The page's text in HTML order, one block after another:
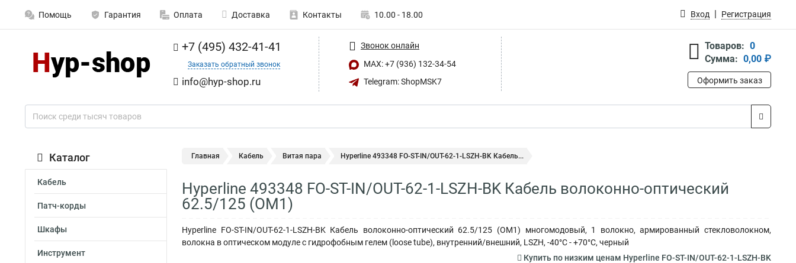
Помощь Гарантия Оплата Доставка Контакты 10.00 - 18.00 Вход Регистрация
+7 (495) 432-41-41
Заказать обратный звонок
info@hyp-shop.ru
Звонок онлайн
MAX: +7 (936) 132-34-54
Telegram: ShopMSK7
Товаров: 0
Сумма: 0,00 ₽
Оформить заказ
Каталог
Кабель
Патч-корды
Шкафы
Инструмент
Главная Кабель Витая пара Hyperline 493348 FO-ST-IN/OUT-62-1-LSZH-BK Кабель...
Hyperline 493348 FO-ST-IN/OUT-62-1-LSZH-BK Кабель волоконно-оптический
62.5/125 (OM1)
Hyperline FO-ST-IN/OUT-62-1-LSZH-BK Кабель волоконно-оптический 62.5/125 (OM1) многомодовый, 1 волокно, армированный стекловолокном,
волокна в оптическом модуле с гидрофобным гелем (loose tube), внутренний/внешний, LSZH, -40°С - +70°С, черный
Купить по низким ценам Hyperline FO-ST-IN/OUT-62-1-LSZH-BK